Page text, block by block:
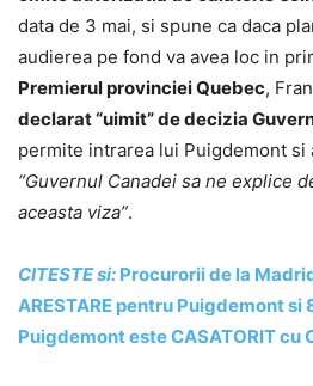
data de 3 mai, si spune ca daca
audierea pe fond va avea loc in
Premierul provinciei Quebec,
declarat “uimit” de decizia
permite intrarea lui Puigdemont si
“Guvernul Canadei sa ne explice
aceasta viza”.
CITESTE si: Procurorii de la
ARESTARE pentru Puigdemont
Puigdemont este CASATORIT cu